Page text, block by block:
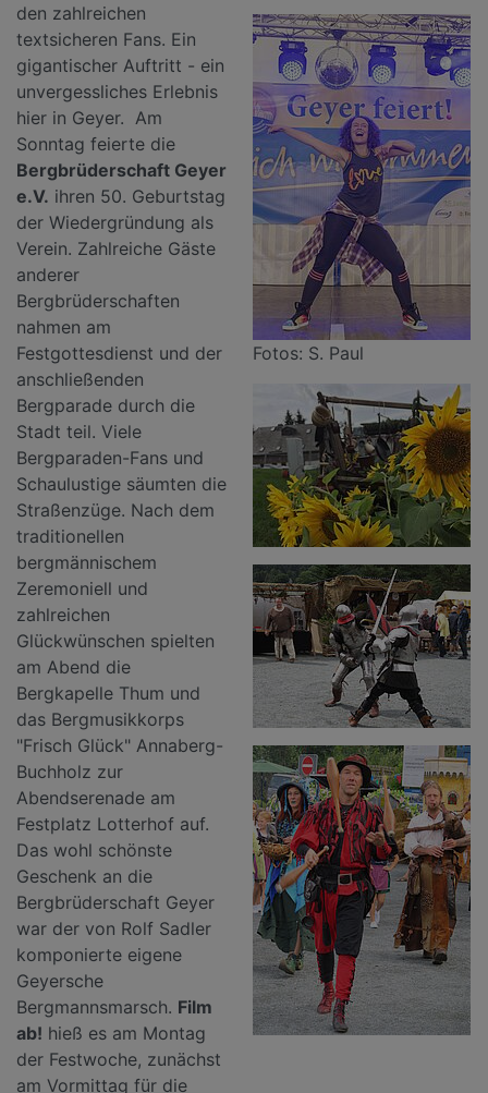
Fotos: S. Paul
den zahlreichen
textsicheren Fans. Ein
gigantischer Auftritt - ein
unvergessliches Erlebnis
hier in Geyer. Am
Sonntag feierte die
Bergbrüderschaft Geyer
e.V. ihren 50. Geburtstag
der Wiedergründung als
Verein. Zahlreiche Gäste
anderer
Bergbrüderschaften
nahmen am
Festgottesdienst und der
anschließenden
Bergparade durch die
Stadt teil. Viele
Bergparaden-Fans und
Schaulustige säumten die
Straßenzüge. Nach dem
traditionellen
bergmännischem
Zeremoniell und
zahlreichen
Glückwünschen spielten
am Abend die
Bergkapelle Thum und
das Bergmusikkorps
"Frisch Glück" Annaberg-
Buchholz zur
Abendserenade am
Festplatz Lotterhof auf.
Das wohl schönste
Geschenk an die
Bergbrüderschaft Geyer
war der von Rolf Sadler
komponierte eigene
Geyersche
Bergmannsmarsch. Film
ab! hieß es am Montag
der Festwoche, zunächst
am Vormittag für die